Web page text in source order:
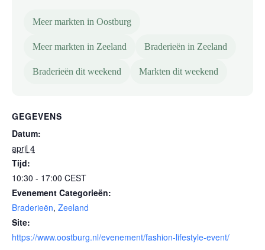
Meer markten in Oostburg
Meer markten in Zeeland Braderieën in Zeeland
Braderieën dit weekend Markten dit weekend
GEGEVENS
Datum:
april 4
Tijd:
10:30 - 17:00 CEST
Evenement Categorieën:
Braderieën, Zeeland
Site:
https://www.oostburg.nl/evenement/fashion-lifestyle-event/